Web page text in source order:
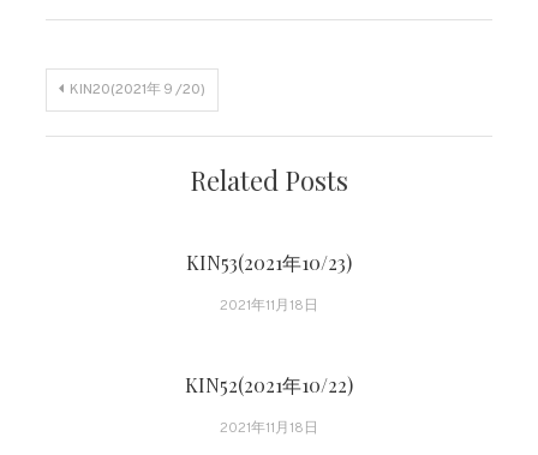
投
稿
KIN20(2021年９/20)
Related Posts
KIN53(2021年10/23)
2021年11月18日
KIN52(2021年10/22)
2021年11月18日